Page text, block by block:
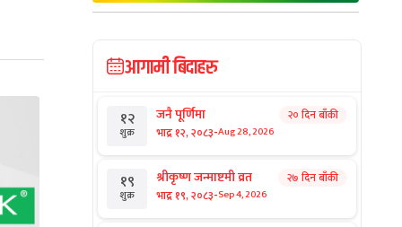
आगामी बिदाहरु
१२
शुक्र
जनै पूर्णिमा
भाद्र १२, २०८३-Aug 28, 2026
२० दिन बाँकी
१९
शुक्र
श्रीकृष्ण जन्माष्टमी व्रत
भाद्र १९, २०८३-Sep 4, 2026
२७ दिन बाँकी